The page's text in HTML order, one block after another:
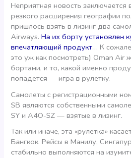
Неприятная новость заключается
резкого расширения географии
пришлось взять в лизинг два
Airways.На их борту установлен
впечатляющий продукт… К
это уж как посмотреть) Oman Air
бортами, и то, какой именно
попадется — игра в рулетку.
Самолеты с регистрационными
SB являются собственными
SY и А4O-SZ — взятые в лизинг.
Так или иначе, эта «рулетка»
Бангкок. Рейсы в Манилу,
стабильно выполняются на